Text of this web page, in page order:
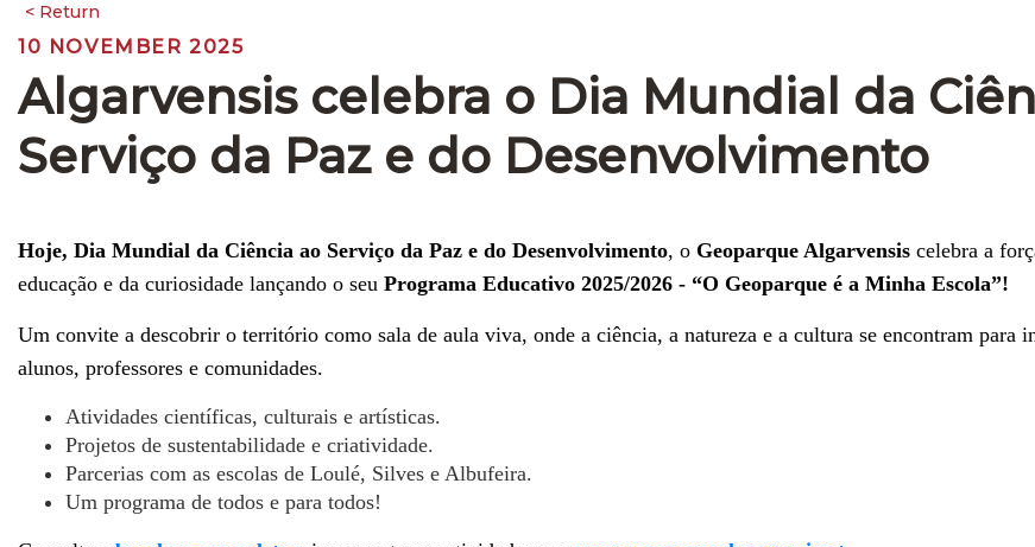
10 NOVEMBER 2025
Algarvensis celebra o Dia Mundial da
Serviço da Paz e do Desenvolvimento
Hoje, Dia Mundial da Ciência ao Serviço da Paz e do Desenvolvimento, o Geoparque Algarvensis celebra a
educação e da curiosidade lançando o seu Programa Educativo 2025/2026 - “O Geoparque é a Minha Escola”!
Um convite a descobrir o território como sala de aula viva, onde a ciência, a natureza e a cultura se encontram para
alunos, professores e comunidades.
Atividades científicas, culturais e artísticas.
Projetos de sustentabilidade e criatividade.
Parcerias com as escolas de Loulé, Silves e Albufeira.
Um programa de todos e para todos!